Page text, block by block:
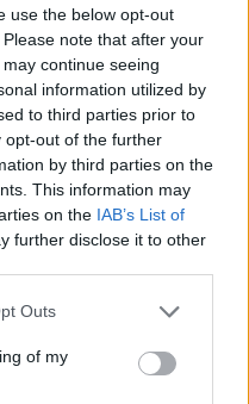
use the below opt-out
note that after your
continue seeing
information utilized by
to third parties prior to
opt-out of the further
by third parties on the
This information may
on the IAB’s List of
further disclose it to other
Outs
of my